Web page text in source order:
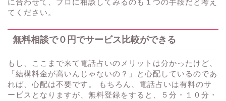
に合わせて、プロに相談してみるのも１つの手段だと考え
てください。
無料相談で０円でサービス比較ができる
もし、ここまで来て電話占いのメリットは分かったけど、
「結構料金が高いんじゃないの？」と心配しているのであ
れば、心配は不要です。 もちろん、電話占いは有料のサ
ービスとなりますが、無料登録をすると、５分・１０分・